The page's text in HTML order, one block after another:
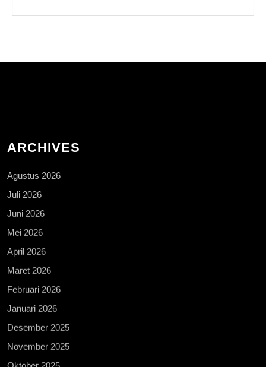
ARCHIVES
Agustus 2026
Juli 2026
Juni 2026
Mei 2026
April 2026
Maret 2026
Februari 2026
Januari 2026
Desember 2025
November 2025